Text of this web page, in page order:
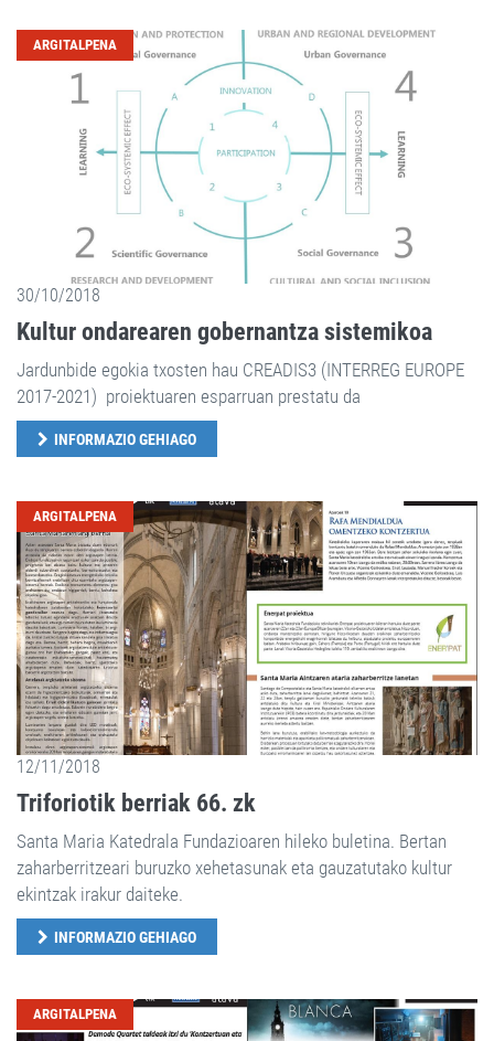
ARGITALPENA
30/10/2018
Kultur ondarearen gobernantza sistemikoa
Jardunbide egokia txosten hau CREADIS3 (INTERREG EUROPE
2017-2021) proiektuaren esparruan prestatu da
INFORMAZIO GEHIAGO
ARGITALPENA
12/11/2018
Triforiotik berriak 66. zk
Santa Maria Katedrala Fundazioaren hileko buletina. Bertan
zaharberritzeari buruzko xehetasunak eta gauzatutako kultur
ekintzak irakur daiteke.
INFORMAZIO GEHIAGO
ARGITALPENA